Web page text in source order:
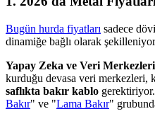
Bugün hurda fiyatları sadece
dinamiğe bağlı olarak
Yapay Zeka ve Veri
kurduğu devasa veri merkezleri,
saflıkta bakır kablo
Bakır" ve "Lama Bakır"